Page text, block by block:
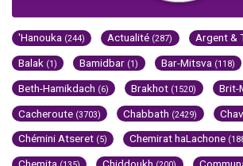
'Hanouka (244) Actualité (287) Argent &
Balak (1) Bamidbar (1) Bar-Mitsva (118)
Beth-Hamikdach (6) Brakhot (1520) Brit-
Cacheroute (3703) Chabbath (2429)
Chémini Atseret (5) Chemirat haLachone